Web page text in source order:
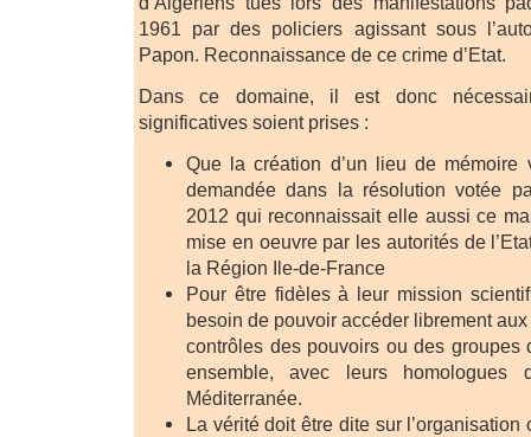
1961 par des policiers agissant sous
Papon. Reconnaissance de ce crime d’Etat.
Dans ce domaine, il est donc
significatives soient prises :
Que la création d’un lieu de mémoire
demandée dans la résolution votée
2012 qui reconnaissait elle aussi ce
mise en oeuvre par les autorités de
la Région Ile-de-France
Pour être fidèles à leur mission
besoin de pouvoir accéder librement
contrôles des pouvoirs ou des groupes
ensemble, avec leurs
Méditerranée.
La vérité doit être dite sur l’organisation